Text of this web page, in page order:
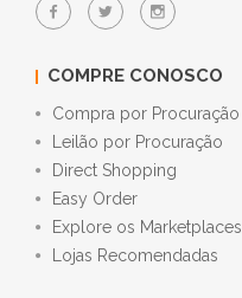
COMPRE CONOSCO
Compra por Procuração
Leilão por Procuração
Direct Shopping
Easy Order
Explore os Marketplaces
Lojas Recomendadas